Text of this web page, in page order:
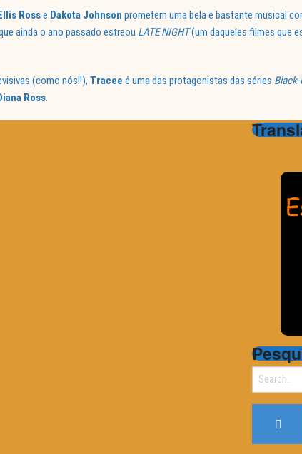
Rosse Dakota Johnson prometem uma bela e bastante musical
ainda o ano passado estreou LATE NIGHT(um daqueles filmes que
(como nós!!), Tracee é uma das protagonistas das séries
Ross.
Search